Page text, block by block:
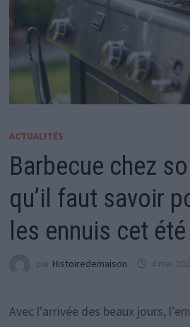
ACTUALITÉS
Barbecue chez
qu’il faut savoir
les ennuis cet été
par Histoiredemaison 4 mai
Avec l’arrivée des beaux jours,